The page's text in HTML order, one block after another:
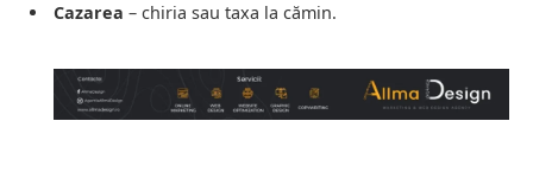
Cazarea – chiria sau taxa la cămin.